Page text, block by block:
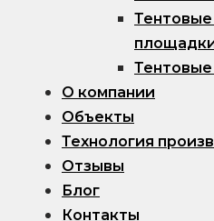
О компании
Объекты
Технология
Отзывы
Блог
Контакты